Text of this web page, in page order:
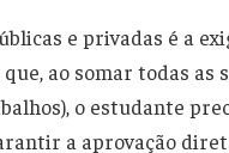
e privadas é a
ao somar todas as
o estudante
a aprovação